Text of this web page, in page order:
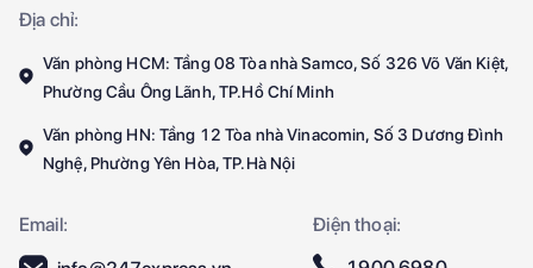
Địa chỉ:
Văn phòng HCM: Tầng 08 Tòa nhà Samco, Số 326 Võ Văn Kiệt,
Phường Cầu Ông Lãnh, TP.Hồ Chí Minh
Văn phòng HN: Tầng 12 Tòa nhà Vinacomin, Số 3 Dương Đình
Nghệ, Phường Yên Hòa, TP.Hà Nội
Email:
Điện thoại: